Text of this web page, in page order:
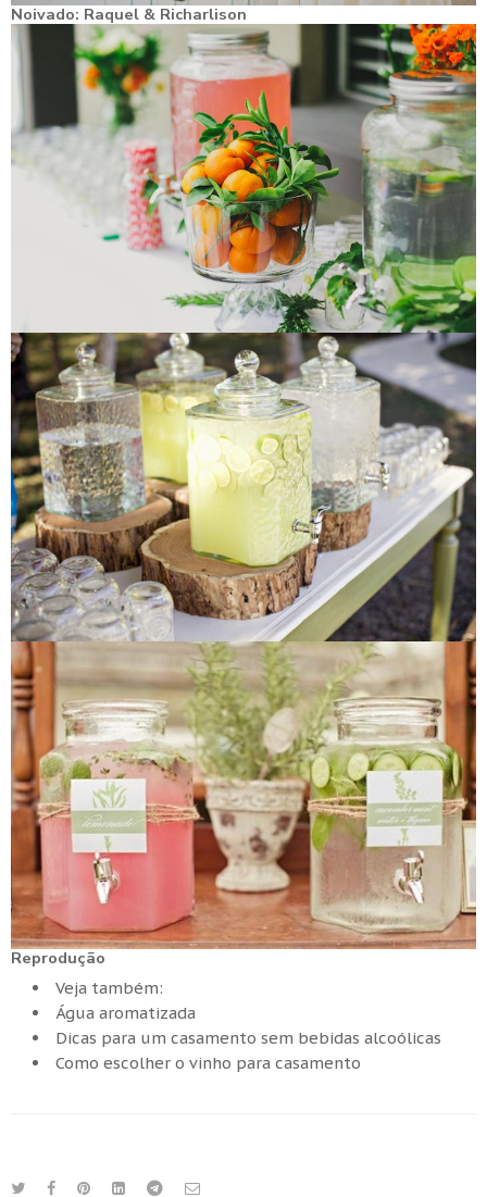
Noivado: Raquel & Richarlison
Reprodução
Veja também:
Água aromatizada
Dicas para um casamento sem bebidas alcoólicas
Como escolher o vinho para casamento